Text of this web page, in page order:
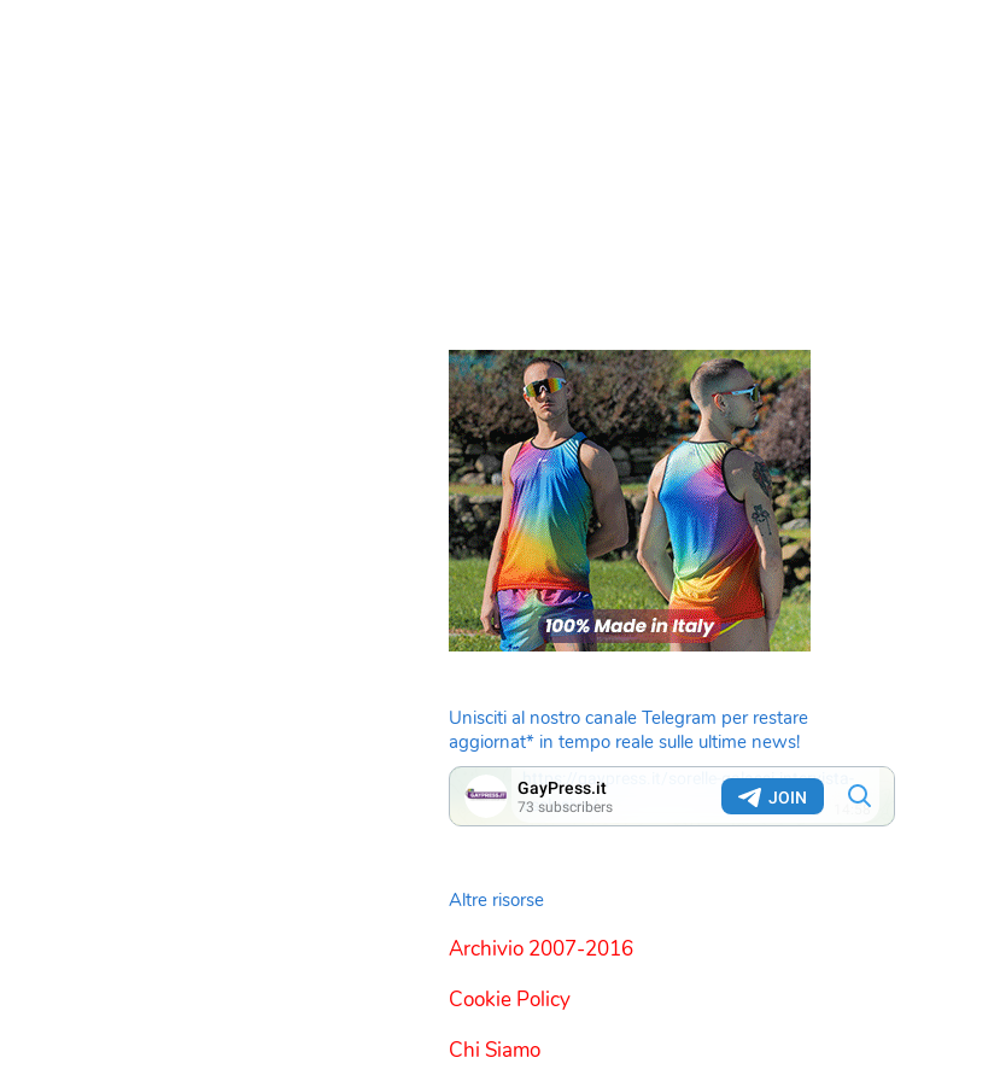
Unisciti al nostro canale Telegram per restare
aggiornat* in tempo reale sulle ultime news!
Altre risorse
Archivio 2007-2016
Cookie Policy
Chi Siamo